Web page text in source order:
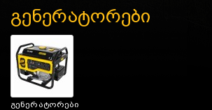
გენერატორები
გენერატორები